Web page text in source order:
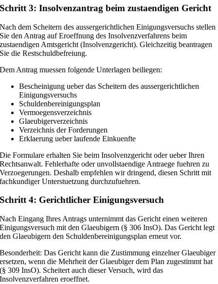
Schritt 3: Insolvenzantrag beim zustaendigen Gericht
Nach dem Scheitern des aussergerichtlichen Einigungsversuchs stellen
Sie den Antrag auf Eroeffnung des Insolvenzverfahrens beim
zustaendigen Amtsgericht (Insolvenzgericht). Gleichzeitig beantragen
Sie die Restschuldbefreiung.
Dem Antrag muessen folgende Unterlagen beiliegen:
Bescheinigung ueber das Scheitern des aussergerichtlichen
Einigungsversuchs
Schuldenbereinigungsplan
Vermoegensverzeichnis
Glaeubigerverzeichnis
Verzeichnis der Forderungen
Erklaerung ueber laufende Einkuenfte
Die Formulare erhalten Sie beim Insolvenzgericht oder ueber Ihren
Rechtsanwalt. Fehlerhafte oder unvollstaendige Antraege fuehren zu
Verzoegerungen. Deshalb empfehlen wir dringend, diesen Schritt mit
fachkundiger Unterstuetzung durchzufuehren.
Schritt 4: Gerichtlicher Einigungsversuch
Nach Eingang Ihres Antrags unternimmt das Gericht einen weiteren
Einigungsversuch mit den Glaeubigern (§ 306 InsO). Das Gericht legt
den Glaeubigern den Schuldenbereinigungsplan erneut vor.
Besonderheit: Das Gericht kann die Zustimmung einzelner Glaeubiger
ersetzen, wenn die Mehrheit der Glaeubiger dem Plan zugestimmt hat
(§ 309 InsO). Scheitert auch dieser Versuch, wird das
Insolvenzverfahren eroeffnet.